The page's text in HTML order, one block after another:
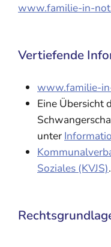
www.familie-in-
Vertiefende
www.familie-
Eine Übersicht
unter
Soziales (KVJS).